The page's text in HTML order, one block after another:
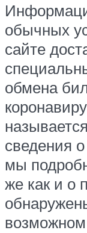
обычных
сайте
обмена
сведения
мы
же как и о